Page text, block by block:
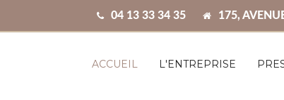
04 13 33 34 35 175,
ACCUEIL L'ENTREPRISE